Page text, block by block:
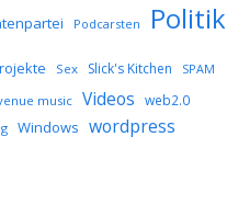
Podcarsten Politik
Sex Slick's Kitchen SPAM
music Videos web2.0
Windows wordpress